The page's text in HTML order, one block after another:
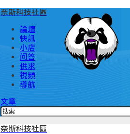
奈斯科技社區
論壇
快訊
小店
问答
供求
視頻
導航
文章
奈斯科技社區